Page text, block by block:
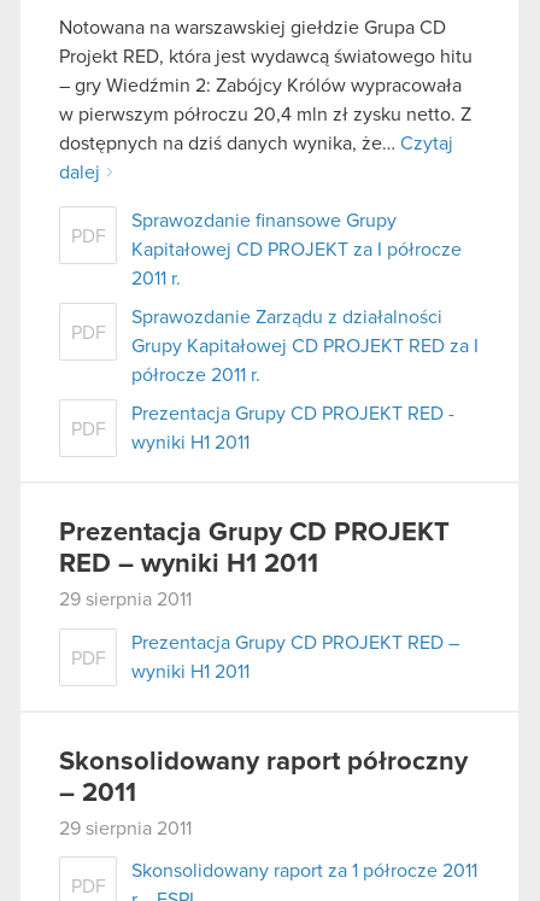
Notowana na warszawskiej giełdzie Grupa CD
Projekt RED, która jest wydawcą światowego hitu
– gry Wiedźmin 2: Zabójcy Królów wypracowała
w pierwszym półroczu 20,4 mln zł zysku netto. Z
dostępnych na dziś danych wynika, że… Czytaj
dalej
PDF
Sprawozdanie finansowe Grupy
Kapitałowej CD PROJEKT za I półrocze
2011 r.
PDF
Sprawozdanie Zarządu z działalności
Grupy Kapitałowej CD PROJEKT RED za I
półrocze 2011 r.
PDF
Prezentacja Grupy CD PROJEKT RED -
wyniki H1 2011
Prezentacja Grupy CD PROJEKT
RED – wyniki H1 2011
29 sierpnia 2011
PDF
Prezentacja Grupy CD PROJEKT RED –
wyniki H1 2011
Skonsolidowany raport półroczny
– 2011
29 sierpnia 2011
PDF
Skonsolidowany raport za 1 półrocze 2011